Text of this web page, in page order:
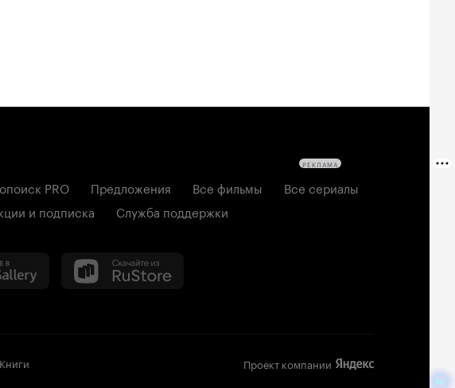
PRO Предложения Все фильмы
Все сериалы
и подписка Служба поддержки
Книги Проект компании
РЕКЛАМА